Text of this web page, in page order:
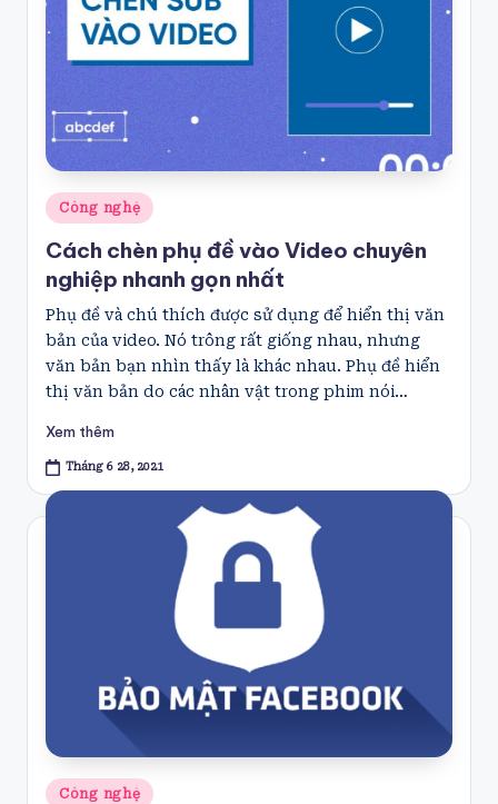
Posted
in
Công nghệ
Cách chèn phụ đề vào Video chuyên
nghiệp nhanh gọn nhất
Phụ đề và chú thích được sử dụng để hiển thị văn
bản của video. Nó trông rất giống nhau, nhưng
văn bản bạn nhìn thấy là khác nhau. Phụ đề hiển
thị văn bản do các nhân vật trong phim nói…
Xem thêm
Tháng 6 28, 2021
Posted
Công nghệ